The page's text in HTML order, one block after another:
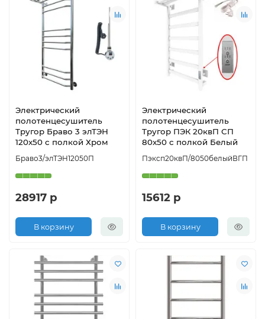
Электрический
полотенцесушитель
Тругор Браво 3 элТЭН
120x50 с полкой Хром
Браво3/элТЭН12050П
28917 р
В корзину
Электрический
полотенцесушитель
Тругор ПЭК 20квП СП
80x50 с полкой Белый
Пэксп20квП/8050белыйВГП
15612 р
В корзину